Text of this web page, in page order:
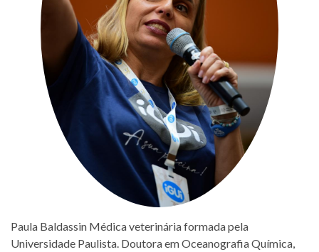
Paula Baldassin Médica veterinária formada pela
Universidade Paulista. Doutora em Oceanografia Química,